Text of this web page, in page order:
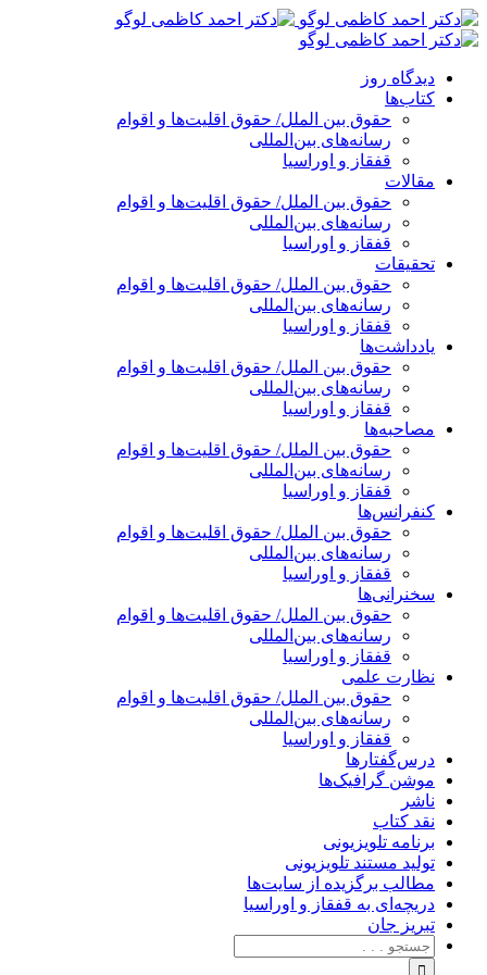
پرش
به
دیدگاه روز
کتاب‌ها
حقوق بین الملل/ حقوق اقلیت‌ها و اقوام
رسانه‌های بین‌المللی
قفقاز و اوراسیا
مقالات
حقوق بین الملل/ حقوق اقلیت‌ها و اقوام
رسانه‌های بین‌المللی
قفقاز و اوراسیا
تحقیقات
حقوق بین الملل/ حقوق اقلیت‌ها و اقوام
رسانه‌های بین‌المللی
قفقاز و اوراسیا
یادداشت‌ها
حقوق بین الملل/ حقوق اقلیت‌ها و اقوام
رسانه‌های بین‌المللی
قفقاز و اوراسیا
مصاحبه‌ها
حقوق بین الملل/ حقوق اقلیت‌ها و اقوام
رسانه‌های بین‌المللی
قفقاز و اوراسیا
کنفرانس‌ها
حقوق بین الملل/ حقوق اقلیت‌ها و اقوام
رسانه‌های بین‌المللی
قفقاز و اوراسیا
سخنرانی‌ها
حقوق بین الملل/ حقوق اقلیت‌ها و اقوام
رسانه‌های بین‌المللی
قفقاز و اوراسیا
نظارت علمی
حقوق بین الملل/ حقوق اقلیت‌ها و اقوام
رسانه‌های بین‌المللی
قفقاز و اوراسیا
درس‌گفتارها
موشن گرافیک‌ها
ناشر
نقد کتاب
برنامه‌ تلویزیونی
تولید مستند تلویزیونی
مطالب برگزیده از سایت‌ها
دریچه‌ای به قفقاز و اوراسیا
تبریزِ جان
جستجو
برای: